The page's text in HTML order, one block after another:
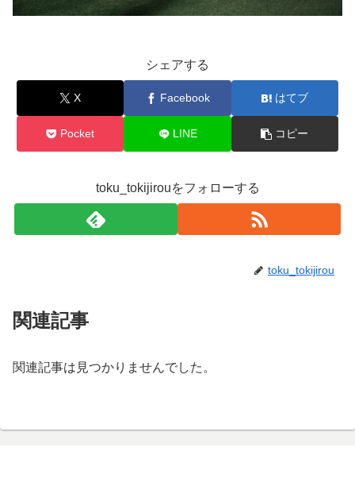
シェアする
X Facebook はてブ
Pocket LINE コピー
toku_tokijirouをフォローする
toku_tokijirou
関連記事
関連記事は見つかりませんでした。